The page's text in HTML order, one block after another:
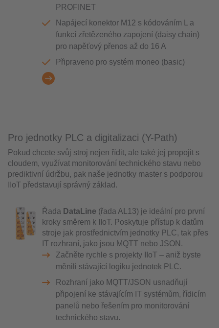
PROFINET
Napájecí konektor M12 s kódováním L a
funkcí zřetězeného zapojení (daisy chain)
pro napěťový přenos až do 16 A
Připraveno pro systém moneo (basic)
Pro jednotky PLC a digitalizaci (Y-Path)
Pokud chcete svůj stroj nejen řídit, ale také jej propojit s
cloudem, využívat monitorování technického stavu nebo
prediktivní údržbu, pak naše jednotky master s podporou
IIoT představují správný základ.
Řada DataLine (řada AL13) je ideální pro první
kroky směrem k IIoT. Poskytuje přístup k datům
stroje jak prostřednictvím jednotky PLC, tak přes
IT rozhraní, jako jsou MQTT nebo JSON.
Začněte rychle s projekty IIoT – aniž byste
měnili stávající logiku jednotek PLC.
Rozhraní jako MQTT/JSON usnadňují
připojení ke stávajícím IT systémům, řídicím
panelů nebo řešením pro monitorování
technického stavu.